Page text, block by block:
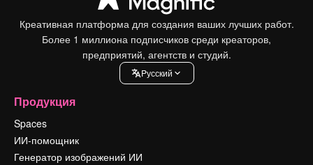
Креативная платформа для создания ваших лучших работ.
Более 1 миллиона подписчиков среди креаторов,
предприятий, агентств и студий.
Pусский
Продукция
Spaces
ИИ-помощник
Генератор изображений ИИ